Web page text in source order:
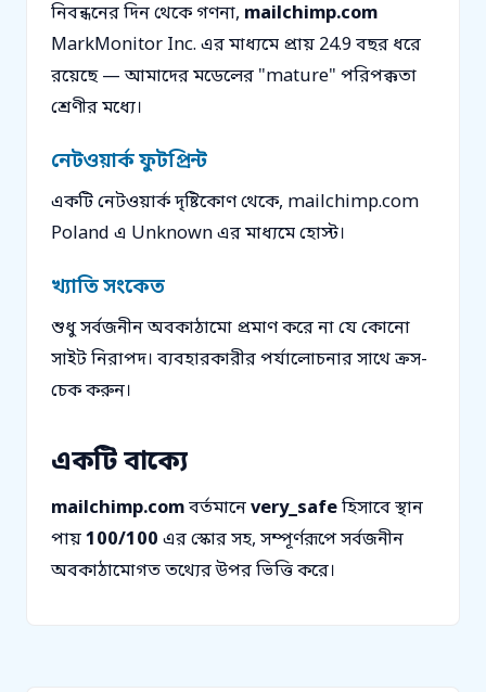
নিবন্ধনের দিন থেকে গণনা, mailchimp.com
MarkMonitor Inc. এর মাধ্যমে প্রায় 24.9 বছর ধরে
রয়েছে — আমাদের মডেলের "mature" পরিপক্কতা
শ্রেণীর মধ্যে।
নেটওয়ার্ক ফুটপ্রিন্ট
একটি নেটওয়ার্ক দৃষ্টিকোণ থেকে, mailchimp.com
Poland এ Unknown এর মাধ্যমে হোস্ট।
খ্যাতি সংকেত
শুধু সর্বজনীন অবকাঠামো প্রমাণ করে না যে কোনো
সাইট নিরাপদ। ব্যবহারকারীর পর্যালোচনার সাথে ক্রস-
চেক করুন।
একটি বাক্যে
mailchimp.comবর্তমানেvery_safeহিসাবে স্থান
পায়100/100 এর স্কোর সহ, সম্পূর্ণরূপে সর্বজনীন
অবকাঠামোগত তথ্যের উপর ভিত্তি করে।